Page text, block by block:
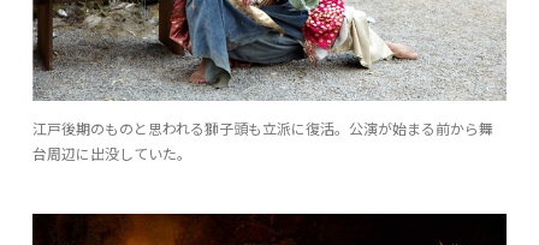
江戸後期のものと思われる獅子頭も立派に復活。公演が始まる前から舞
台周辺に出没していた。